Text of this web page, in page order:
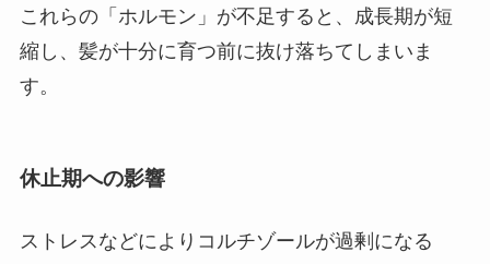
これらの「ホルモン」が不足すると、成長期が短
縮し、髪が十分に育つ前に抜け落ちてしまいま
す。
休止期への影響
ストレスなどによりコルチゾールが過剰になる